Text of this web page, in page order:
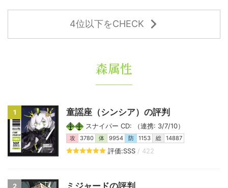
4位以下をCHECK
森属性
1 童謡座（シンシア）の評判
スナイパー CD: （連携: 3/7/10）
攻 3780 体 9954 防 1153 総 14887
評価:SSS / 422
2 ミジャードの評判